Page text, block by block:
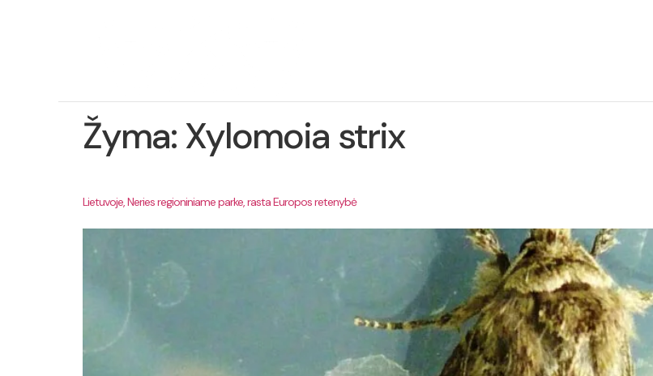
Žyma: Xylomoia strix
Lietuvoje, Neries regioniniame parke, rasta Europos retenybė